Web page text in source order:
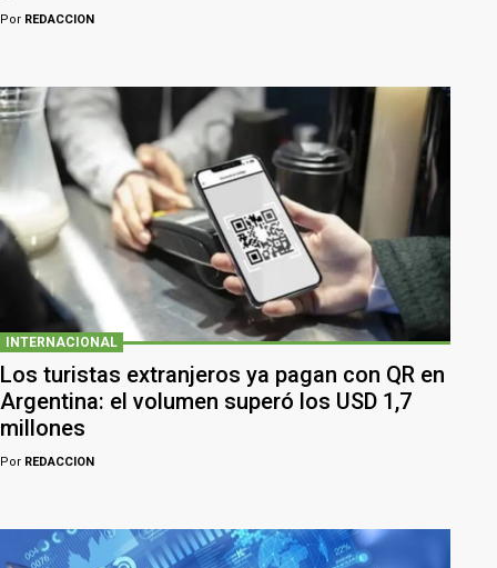
Por REDACCION
INTERNACIONAL
Los turistas extranjeros ya pagan con QR en
Argentina: el volumen superó los USD 1,7
millones
Por REDACCION